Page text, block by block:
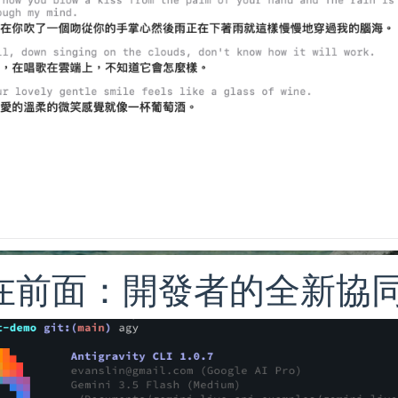
前面：開發者的全新協